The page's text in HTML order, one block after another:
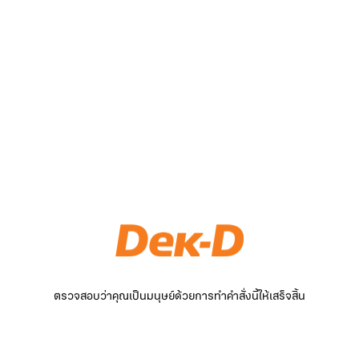
ตรวจสอบว่าคุณเป็นมนุษย์ด้วยการทำคำสั่งนี้ให้เสร็จสิ้น